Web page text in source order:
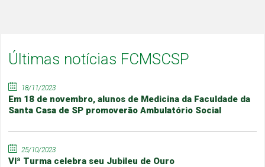
Últimas notícias FCMSCSP
18/11/2023
Em 18 de novembro, alunos de Medicina da Faculdade da
Santa Casa de SP promoverão Ambulatório Social
25/10/2023
VIª Turma celebra seu Jubileu de Ouro